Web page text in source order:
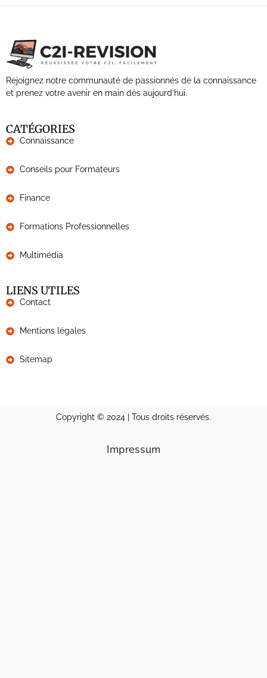
Rejoignez notre communauté de passionnés de la connaissance
et prenez votre avenir en main dès aujourd’hui.
CATÉGORIES
Connaissance
Conseils pour Formateurs
Finance
Formations Professionnelles
Multimédia
LIENS UTILES
Contact
Mentions légales
Sitemap
Copyright © 2024 | Tous droits réservés.
Impressum